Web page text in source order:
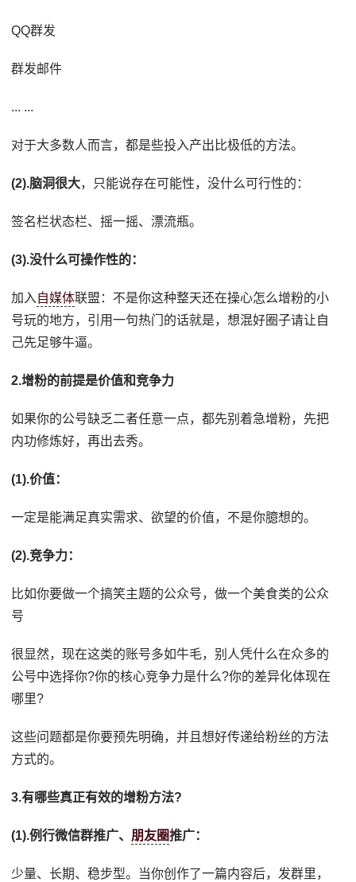
QQ群发
群发邮件
... ...
对于大多数人而言，都是些投入产出比极低的方法。
(2).脑洞很大，只能说存在可能性，没什么可行性的：
签名栏状态栏、摇一摇、漂流瓶。
(3).没什么可操作性的：
加入 自媒体联盟：不是你这种整天还在操心怎么增粉的小
号玩的地方，引用一句热门的话就是，想混好圈子请让自
己先足够牛逼。
2.增粉的前提是价值和竞争力
如果你的公号缺乏二者任意一点，都先别着急增粉，先把
内功修炼好，再出去秀。
(1).价值：
一定是能满足真实需求、欲望的价值，不是你臆想的。
(2).竞争力：
比如你要做一个搞笑主题的公众号，做一个美食类的公众
号
很显然，现在这类的账号多如牛毛，别人凭什么在众多的
公号中选择你?你的核心竞争力是什么?你的差异化体现在
哪里?
这些问题都是你要预先明确，并且想好传递给粉丝的方法
方式的。
3.有哪些真正有效的增粉方法?
(1).例行微信群推广、 朋友圈推广：
少量、长期、稳步型。当你创作了一篇内容后，发群里，